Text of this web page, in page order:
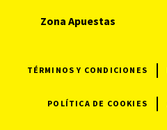
Zona Apuestas
TÉRMINOS Y CONDICIONES
POLÍTICA DE COOKIES